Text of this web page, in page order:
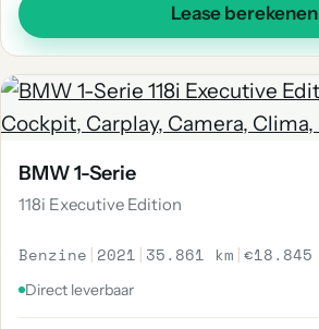
Lease berekenen
BMW 1-Serie
118i Executive Edition
Benzine | 2021 | 35.861 km |€18.845
Direct leverbaar